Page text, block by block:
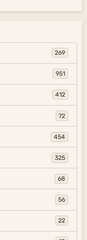
269
951
412
72
454
325
68
56
22